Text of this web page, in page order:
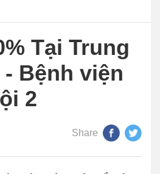
Tại Trung
Bệnh viện
2
Share